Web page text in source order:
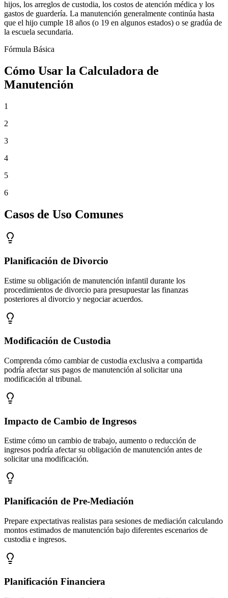
hijos, los arreglos de custodia, los costos de atención médica y los
gastos de guardería. La manutención generalmente continúa hasta
que el hijo cumple 18 años (o 19 en algunos estados) o se gradúa de
la escuela secundaria.
Fórmula Básica
Cómo Usar la Calculadora de
Manutención
1
2
3
4
5
6
Casos de Uso Comunes
Planificación de Divorcio
Estime su obligación de manutención infantil durante los
procedimientos de divorcio para presupuestar las finanzas
posteriores al divorcio y negociar acuerdos.
Modificación de Custodia
Comprenda cómo cambiar de custodia exclusiva a compartida
podría afectar sus pagos de manutención al solicitar una
modificación al tribunal.
Impacto de Cambio de Ingresos
Estime cómo un cambio de trabajo, aumento o reducción de
ingresos podría afectar su obligación de manutención antes de
solicitar una modificación.
Planificación de Pre-Mediación
Prepare expectativas realistas para sesiones de mediación calculando
montos estimados de manutención bajo diferentes escenarios de
custodia e ingresos.
Planificación Financiera